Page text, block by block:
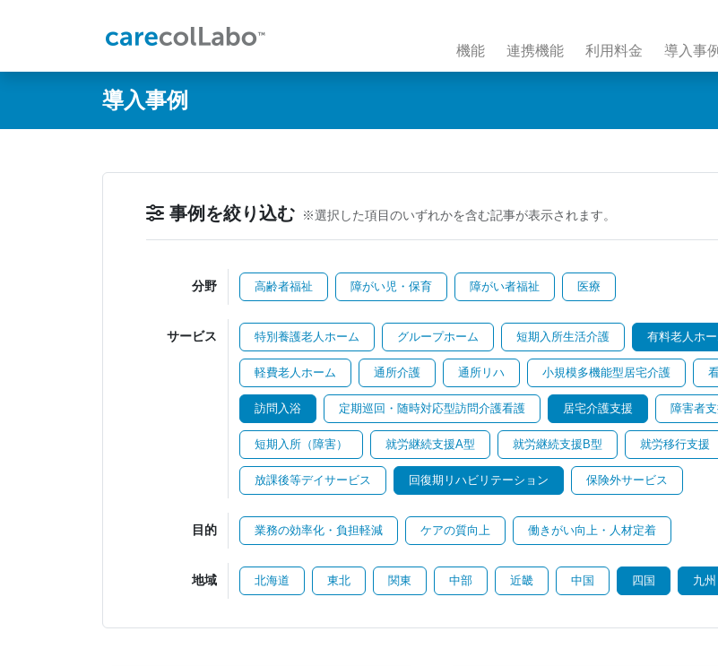
機能 連携機能 利用料金 導入事例
導入事例
事例を絞り込む ※選択した項目のいずれかを含む記事が表示されます。
分野 高齢者福祉 障がい児・保育 障がい者福祉 医療
サービス 特別養護老人ホーム グループホーム 短期入所生活介護 有料老人ホ
軽費老人ホーム 通所介護 通所リハ 小規模多機能型居宅介護
訪問入浴 定期巡回・随時対応型訪問介護看護 居宅介護支援 障害者
短期入所（障害） 就労継続支援A型 就労継続支援B型 就労移行支援
放課後等デイサービス 回復期リハビリテーション 保険外サービス
目的 業務の効率化・負担軽減 ケアの質向上 働きがい向上・人材定着
地域 北海道 東北 関東 中部 近畿 中国 四国 九